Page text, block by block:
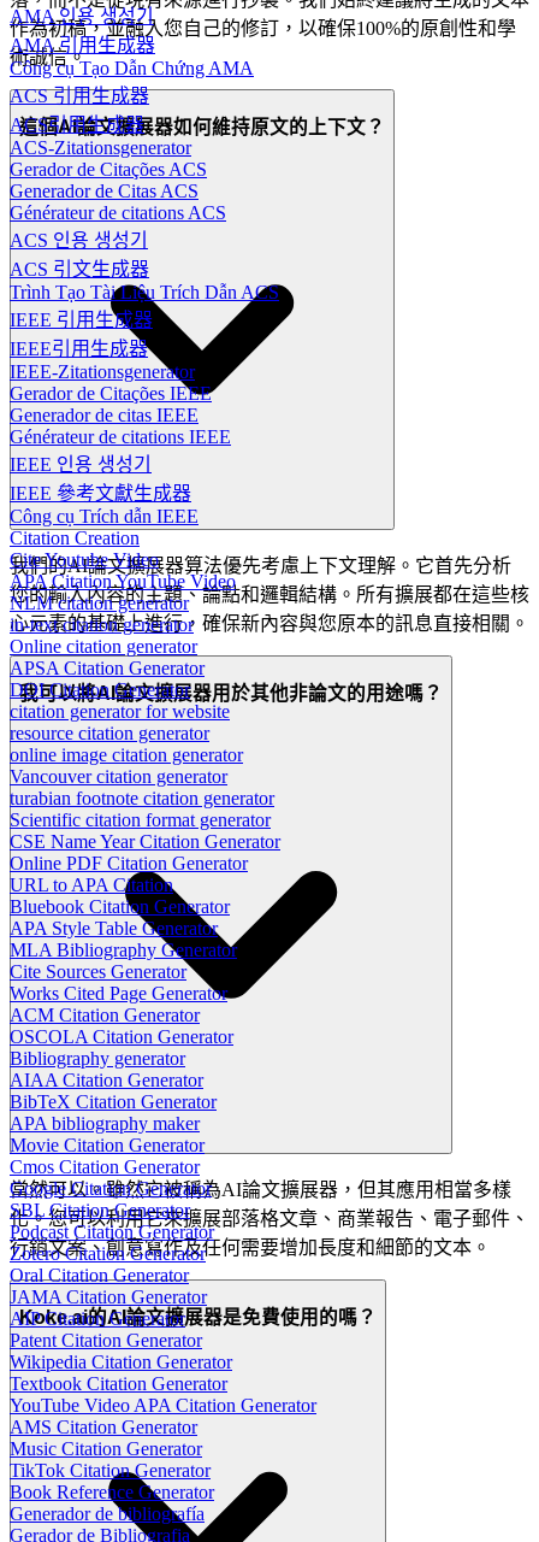
AMA 인용 생성기
AMA 引用生成器
Công cụ Tạo Dẫn Chứng AMA
ACS 引用生成器
ACS引用生成器
ACS-Zitationsgenerator
Gerador de Citações ACS
Generador de Citas ACS
Générateur de citations ACS
ACS 인용 생성기
ACS 引文生成器
Trình Tạo Tài Liệu Trích Dẫn ACS
IEEE 引用生成器
IEEE引用生成器
IEEE-Zitationsgenerator
Gerador de Citações IEEE
Generador de citas IEEE
Générateur de citations IEEE
IEEE 인용 생성기
IEEE 參考文獻生成器
Công cụ Trích dẫn IEEE
Citation Creation
Cite Youtube Video
APA Citation YouTube Video
NLM citation generator
in-text citation generator
Online citation generator
APSA Citation Generator
DOI Citation Generator
citation generator for website
resource citation generator
online image citation generator
Vancouver citation generator
turabian footnote citation generator
Scientific citation format generator
CSE Name Year Citation Generator
Online PDF Citation Generator
URL to APA Citation
Bluebook Citation Generator
APA Style Table Generator
MLA Bibliography Generator
Cite Sources Generator
Works Cited Page Generator
ACM Citation Generator
OSCOLA Citation Generator
Bibliography generator
AIAA Citation Generator
BibTeX Citation Generator
APA bibliography maker
Movie Citation Generator
Cmos Citation Generator
Google Citation Generator
SBL Citation Generator
Podcast Citation Generator
Zotero Citation Generator
Oral Citation Generator
JAMA Citation Generator
AIP Citation Generator
Patent Citation Generator
Wikipedia Citation Generator
Textbook Citation Generator
YouTube Video APA Citation Generator
AMS Citation Generator
Music Citation Generator
TikTok Citation Generator
Book Reference Generator
Generador de bibliografía
Gerador de Bibliografia
作為初稿，並融入您自己的修訂，以確保100%的原創性和學
術誠信。
這個AI論文擴展器如何維持原文的上下文？
我們的AI論文擴展器算法優先考慮上下文理解。它首先分析
您的輸入內容的主題、論點和邏輯結構。所有擴展都在這些核
心元素的基礎上進行，確保新內容與您原本的訊息直接相關。
我可以將AI論文擴展器用於其他非論文的用途嗎？
當然可以。雖然它被稱為AI論文擴展器，但其應用相當多樣
化。您可以利用它來擴展部落格文章、商業報告、電子郵件、
行銷文案、創意寫作及任何需要增加長度和細節的文本。
Koke.ai的AI論文擴展器是免費使用的嗎？